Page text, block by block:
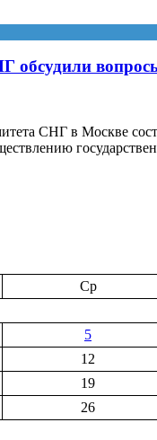
СНГ в Москве
Ср
5
12
19
26